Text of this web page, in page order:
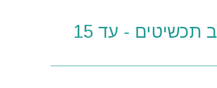
סדנה לעיצוב תכשיטים - עד 15